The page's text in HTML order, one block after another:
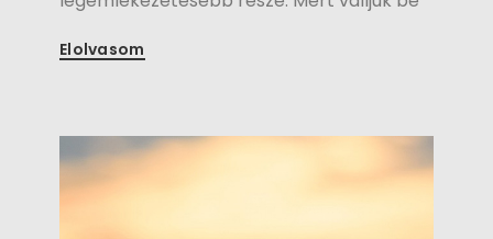
arról álmodik, hogy a nagy napon
egyéniségét is. De hogyan válasszuk ki azt
az egy ruhát, amely minden szempontból
tökéletes lesz? Bemutatjuk az öt
Elolvasom